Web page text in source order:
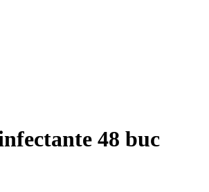
48 buc